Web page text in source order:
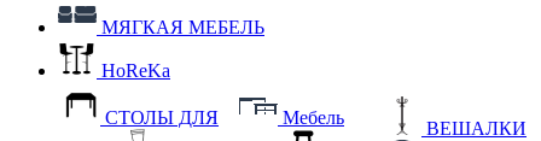
МЯГКАЯ МЕБЕЛЬ
HoReKa
СТОЛЫ ДЛЯ Мебель
ВЕШАЛКИ